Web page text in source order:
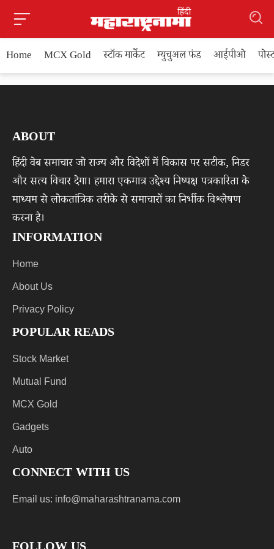
Home MCX Gold स्टॉक मार्केट म्युचुअल फंड आईपीओ
ABOUT
हिंदी वेब समाचार जो राज्य और विदेशों में विकास पर सटीक, निडर
और सत्य विचार देगा। हमारा एकमात्र उद्देश्य निष्पक्ष पत्रकारिता के
माध्यम से लोकतांत्रिक तरीके से समाचारों का निर्भीक विश्लेषण
करना है।
INFORMATION
Home
About Us
Privacy Policy
POPULAR READS
Stock Market
Mutual Fund
MCX Gold
Gadgets
Auto
CONNECT WITH US
Email us: info@maharashtranama.com